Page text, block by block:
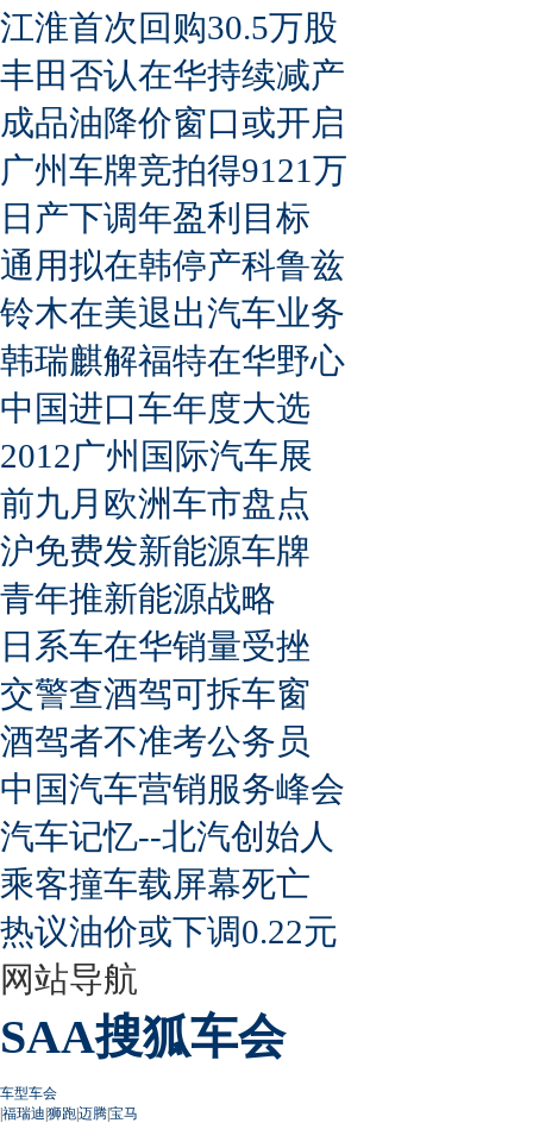
江淮首次回购30.5万股
丰田否认在华持续减产
成品油降价窗口或开启
广州车牌竞拍得9121万
日产下调年盈利目标
通用拟在韩停产科鲁兹
铃木在美退出汽车业务
韩瑞麒解福特在华野心
中国进口车年度大选
2012广州国际汽车展
前九月欧洲车市盘点
沪免费发新能源车牌
青年推新能源战略
日系车在华销量受挫
交警查酒驾可拆车窗
酒驾者不准考公务员
中国汽车营销服务峰会
汽车记忆--北汽创始人
乘客撞车载屏幕死亡
热议油价或下调0.22元
网站导航
SAA搜狐车会
车型车会
|福瑞迪|狮跑|迈腾|宝马